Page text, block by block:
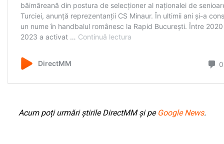
Acum poți urmări știrile DirectMM și pe Google News.